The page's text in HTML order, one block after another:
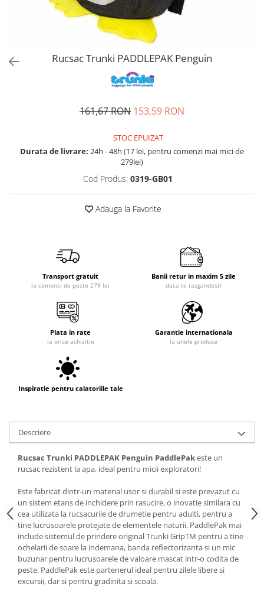
Borsete
Rucsac Trunki PADDLEPAK Penguin
161,67 RON 153,59 RON
STOC EPUIZAT
Durata de livrare: 24h - 48h (17 lei, pentru comenzi mai mici de
279lei)
Cod Produs: 0319-GB01
Adauga la Favorite
Transport gratuit
la comenzi de peste 279 lei
Banii retur in maxim 5 zile
daca te razgandesti
Plata in rate
la orice achizitie
Garantie internationala
la unele produse
Inspiratie pentru calatoriile tale
Descriere
Rucsac Trunki PADDLEPAK Penguin PaddlePakeste un
rucsac rezistent la apa, ideal pentru micii exploratori!
Este fabricat dintr-un material usor si durabil si este prevazut cu
un sistem etans de inchidere prin rasucire, o inovatie similara cu
cea utilizata la rucsacurile de drumetie pentru adulti, pentru a
tine lucrusoarele protejate de elementele naturii. PaddlePak mai
include sistemul de prindere original Trunki GripTM pentru a tine
ochelarii de soare la indemana, banda reflectorizanta si un mic
buzunar pentru lucrusoarele de valoare mascat intr-o codita de
peste. PaddlePak este partenerul ideal pentru zilele libere si
excursii, dar si pentru gradinita si scoala.